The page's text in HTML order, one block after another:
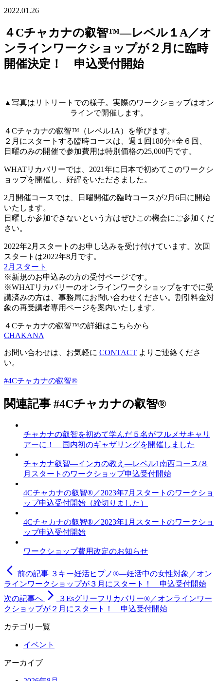
2022.01.26
４Cチャカナの叡智™―レベル１A／オ
ンラインワークショップが２月に臨時
開催決定！ 申込受付開始
▲写真はリトリートでの様子。実際のワークショップはオン
ラインで開催します。
４Cチャカナの叡智™（レベル1A）を学びます。
２月にスタートする臨時コースは、週１回180分×全６回、
日曜のみの開催で参加費用は特別価格の25,000円です。
WHATリカバリーでは、2021年に日本で初めてこのワークシ
ョップを開催し、好評をいただきました。
2月開催コースでは、日曜開催の臨時コースが2月6日に開始
いたします。
日曜しか参加できないという方はぜひこの機会にご参加くだ
さい。
2022年2月スタートのお申し込みを受け付けています。次回
スタートは2022年8月です。
2月スタート
※新規のお申込みの方の受付ページです。
※WHATリカバリーのオンラインワークショップをすでに受
講済みの方は、事務局にお問い合わせください。割引料金対
象の再受講者専用ページを案内いたします。
４Cチャカナの叡智™の詳細はこちらから
CHAKANA
お問い合わせは、お気軽に CONTACT よりご連絡くださ
い。
#4Cチャカナの叡智®
関連記事 #4Cチャカナの叡智®
チャカナの叡智を初めて学んだ５名がフルメサキャリ
アーに！ 国内初のギャザリングを開催しました
チャカナ叡智―インカの教え―レベル1南西コース/８
月スタートのワークショップ申込受付開始
4Cチャカナの叡智®／2023年7月スタートのワークショ
ップ申込受付開始（締切りました）
4Cチャカナの叡智®／2023年1月スタートのワークショ
ップ申込受付開始
ワークショップ費用改定のお知らせ
arrow_back_ios 前の記事 ３キー妊活ヒプノ®―妊活中の女性対象／オン
ラインワークショップが３月にスタート！ 申込受付開始
次の記事へ arrow_forward_ios
３Esグリーフリカバリー®／オンラインワー
クショップが２月にスタート！ 申込受付開始
カテゴリ一覧
イベント
アーカイブ